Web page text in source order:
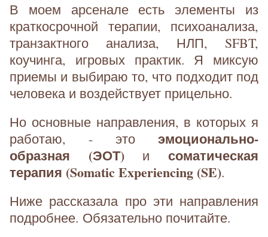
В моем арсенале есть элементы из
краткосрочной терапии, психоанализа,
транзактного анализа, НЛП, SFBT,
коучинга, игровых практик. Я миксую
приемы и выбираю то, что подходит под
человека и воздействует прицельно.
Но основные направления, в которых я
работаю, - это эмоционально-
образная (ЭОТ)и соматическая
терапия (Somatic Experiencing (SE).
Ниже рассказала про эти направления
подробнее. Обязательно почитайте.